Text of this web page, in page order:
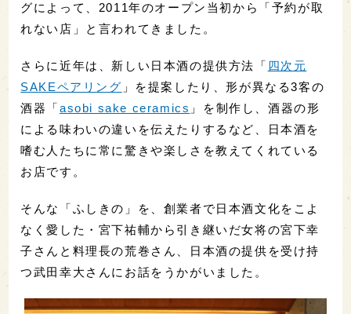
グによって、2011年のオープン当初から「予約が取
れない店」と言われてきました。
さらに近年は、新しい日本酒の提供方法「 四次元
SAKEペアリング 」を提案したり、形が異なる3客の
酒器「asobi sake ceramics 」を制作し、酒器の形
による味わいの違いを伝えたりするなど、日本酒を
嗜む人たちに常に驚きや楽しさを教えてくれている
お店です。
そんな「ふしきの」を、創業者で日本酒文化をこよ
なく愛した・宮下祐輔から引き継いだ女将の宮下幸
子さんと料理長の荒巻さん、日本酒の提供を受け持
つ武田幸大さんにお話をうかがいました。